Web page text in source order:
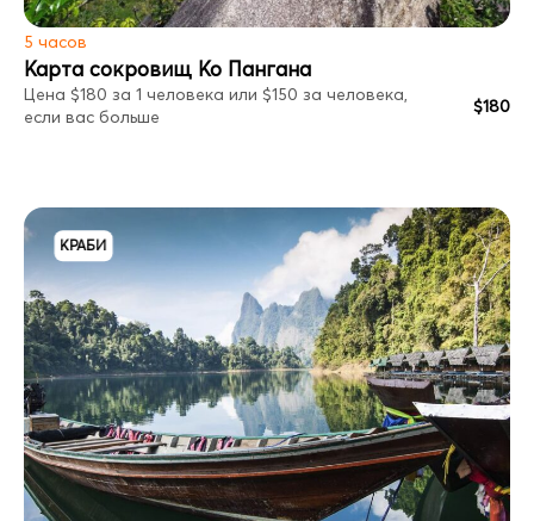
5 часов
Карта сокровищ Ко Пангана
Цена $180 за 1 человека или $150 за человека,
если вас больше
$180
КРАБИ